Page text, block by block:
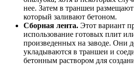
нее. Затем в траншеи
который заливают бетоном.
Сборная лента. Этот вариант
использование готовых плит
произведенных на заводе. Они
укладываются в траншеи и
бетонным раствором для